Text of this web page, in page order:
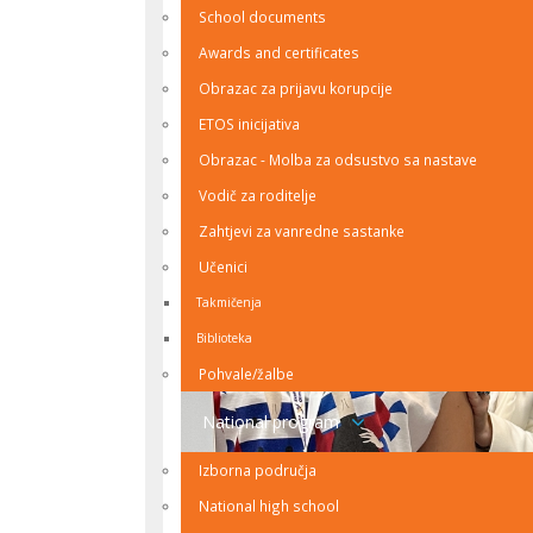
School documents
Awards and certificates
Obrazac za prijavu korupcije
ETOS inicijativa
Obrazac - Molba za odsustvo sa nastave
Vodič za roditelje
Zahtjevi za vanredne sastanke
Učenici
Takmičenja
Biblioteka
Pohvale/žalbe
National program
Izborna područja
National high school